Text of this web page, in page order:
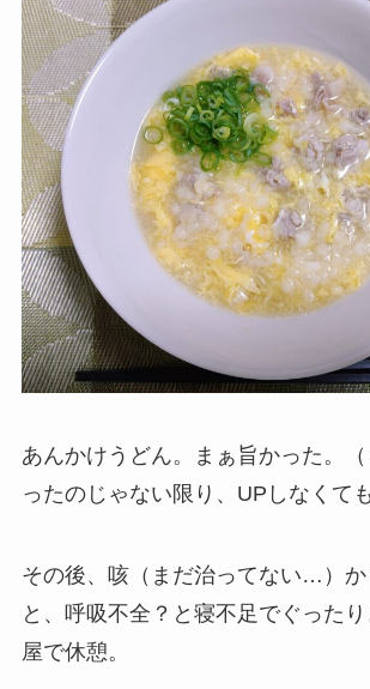
あんかけうどん。まぁ旨かった。
ったのじゃない限り、UPしなくて
その後、咳（まだ治ってない…）か
と、呼吸不全？と寝不足でぐった
屋で休憩。